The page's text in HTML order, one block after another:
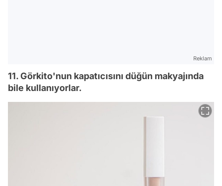
Reklam
11. Görkito'nun kapatıcısını düğün makyajında
bile kullanıyorlar.